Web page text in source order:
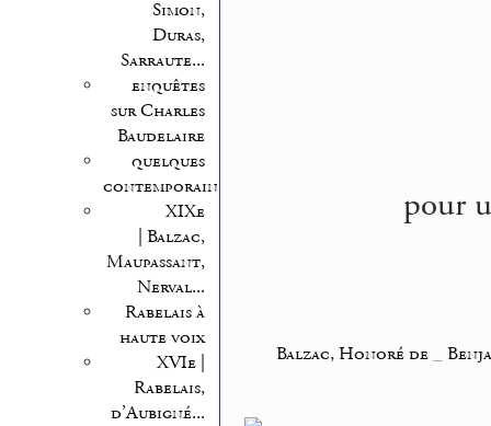
Simon,
Duras,
Sarraute...
enquêtes
sur Charles
Baudelaire
quelques
contemporains
XIXe
| Balzac,
Maupassant,
Nerval...
Rabelais à
haute voix
XVIe |
Rabelais,
d’Aubigné...
pour
Balzac, Honoré de_